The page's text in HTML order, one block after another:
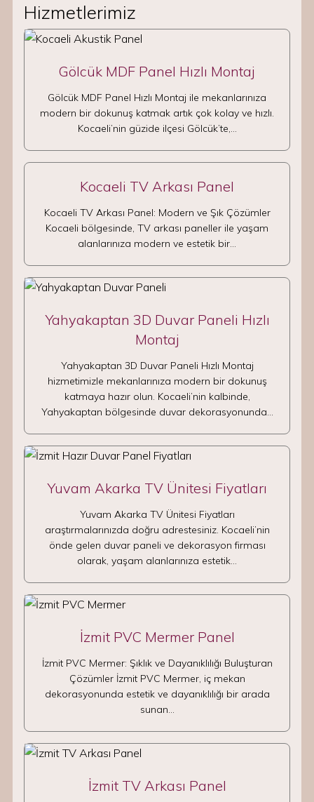
Hizmetlerimiz
Gölcük MDF Panel Hızlı Montaj
Gölcük MDF Panel Hızlı Montaj ile mekanlarınıza
modern bir dokunuş katmak artık çok kolay ve hızlı.
Kocaeli’nin güzide ilçesi Gölcük’te,…
Kocaeli TV Arkası Panel
Kocaeli TV Arkası Panel: Modern ve Şık Çözümler
Kocaeli bölgesinde, TV arkası paneller ile yaşam
alanlarınıza modern ve estetik bir…
Yahyakaptan 3D Duvar Paneli Hızlı
Montaj
Yahyakaptan 3D Duvar Paneli Hızlı Montaj
hizmetimizle mekanlarınıza modern bir dokunuş
katmaya hazır olun. Kocaeli’nin kalbinde,
Yahyakaptan bölgesinde duvar dekorasyonunda…
Yuvam Akarka TV Ünitesi Fiyatları
Yuvam Akarka TV Ünitesi Fiyatları
araştırmalarınızda doğru adrestesiniz. Kocaeli’nin
önde gelen duvar paneli ve dekorasyon firması
olarak, yaşam alanlarınıza estetik…
İzmit PVC Mermer Panel
İzmit PVC Mermer: Şıklık ve Dayanıklılığı Buluşturan
Çözümler İzmit PVC Mermer, iç mekan
dekorasyonunda estetik ve dayanıklılığı bir arada
sunan…
İzmit TV Arkası Panel